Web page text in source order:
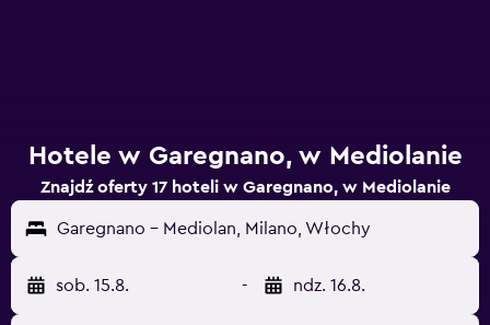
Hotele w Garegnano, w Mediolanie
Znajdź oferty 17 hoteli w Garegnano, w Mediolanie
Garegnano - Mediolan, Milano, Włochy
sob. 15.8. - ndz. 16.8.